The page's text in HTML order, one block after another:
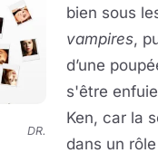
DR.
bien sous
vampires,
d’une
s'être
Ken, car la
dans un